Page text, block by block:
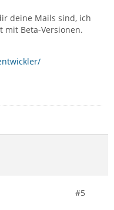
deine Mails sind, ich
Beta-Versionen.
#5